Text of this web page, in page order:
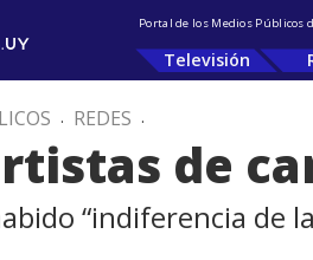
Portal de los Medios Públicos
Televisión
. REDES .
de
“indiferencia de